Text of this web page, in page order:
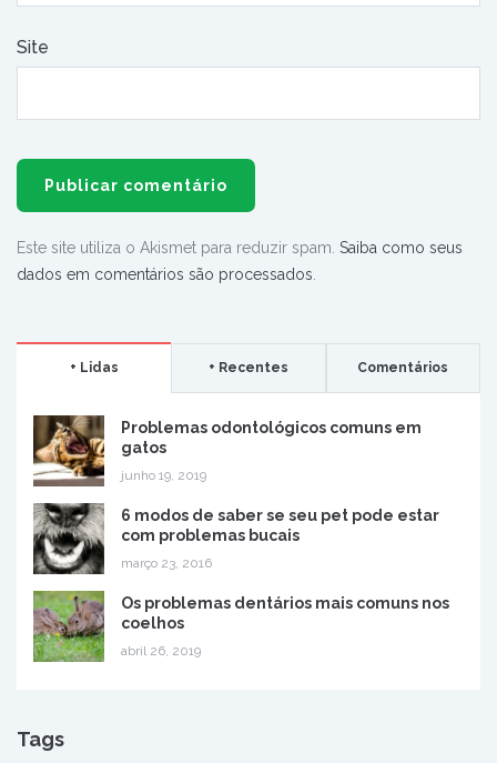
Site
Este site utiliza o Akismet para reduzir spam. Saiba como seus
dados em comentários são processados
+ Lidas + Recentes Comentários
Problemas odontológicos comuns em
gatos
junho 19, 2019
6 modos de saber se seu pet pode estar
com problemas bucais
março 23, 2016
Os problemas dentários mais comuns nos
coelhos
abril 26, 2019
Tags